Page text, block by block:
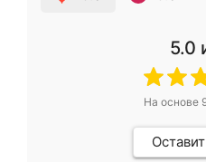
5.0
На основе